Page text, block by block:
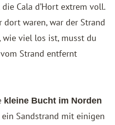
Cala d’Hort extrem voll.
waren, war der Strand
wie viel los ist, musst du
Strand entfernt
kleine Bucht im Norden
Sandstrand mit einigen